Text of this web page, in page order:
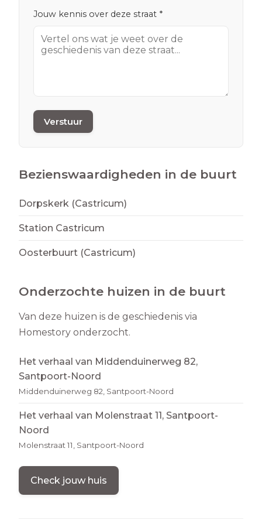
Jouw kennis over deze straat *
Verstuur
Bezienswaardigheden in de buurt
Dorpskerk (Castricum)
Station Castricum
Oosterbuurt (Castricum)
Onderzochte huizen in de buurt
Van deze huizen is de geschiedenis via
Homestory onderzocht.
Het verhaal van Middenduinerweg 82,
Santpoort-Noord
Middenduinerweg 82, Santpoort-Noord
Het verhaal van Molenstraat 11, Santpoort-
Noord
Molenstraat 11, Santpoort-Noord
Check jouw huis